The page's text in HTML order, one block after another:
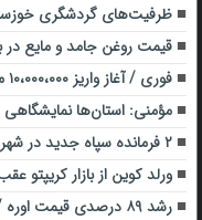
ظرفیت‌های گردشگری
قیمت روغن جامد و مایع در
فوری / آغاز واریز ۱۰،۰۰۰،۰۰۰ میلیونی به حساب بازنشستگان
مؤمنی: استان‌ها
۲ فرمانده سپاه جدید در شهرستان‌های تهران منصوب شدند
ورلد کوین از بازار کریپتو
رشد ۸۹ درصدی قیمت اوره / جهان در آستانه تورم مواد غذایی